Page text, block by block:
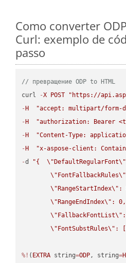
Como converter
Curl: exemplo de
passo
// превращение ODP to HTML
curl
-X POST
"https://
- H
"accept: multipart/form-
- H
"authorization: Bearer
- H
"Content-Type:
- H
"x-aspose-client:
-d "{ \" DefaultRegularFont\"
\" FontFallbackRules\"
\" RangeStartIndex\" :
\" RangeEndIndex\" : 0,
\" FallbackFontList\"
\" FontSubstRules\" :
%! ( EXTRA string=ODP, string=